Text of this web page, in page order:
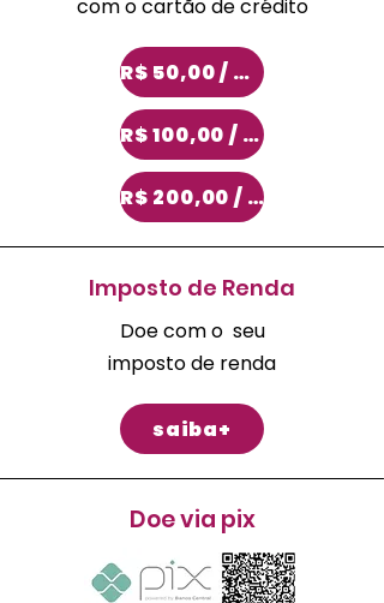
com o cartão de crédito
R$ 50,00 / mês
R$ 100,00 / mês
R$ 200,00 / mês
Imposto de Renda
Doe com o seu
imposto de renda
saiba+
Doe via pix